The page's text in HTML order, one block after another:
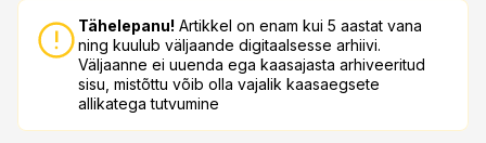
Tähelepanu! Artikkel on enam kui 5 aastat vana
ning kuulub väljaande digitaalsesse arhiivi.
Väljaanne ei uuenda ega kaasajasta arhiveeritud
sisu, mistõttu võib olla vajalik kaasaegsete
allikatega tutvumine